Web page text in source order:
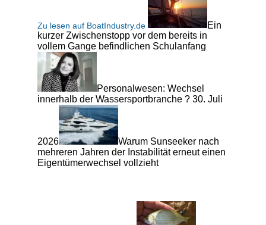
Zu lesen auf BoatIndustry.de
Ein
kurzer Zwischenstopp vor dem bereits in
vollem Gange befindlichen Schulanfang
Personalwesen: Wechsel
innerhalb der Wassersportbranche ? 30. Juli
2026
Warum Sunseeker nach
mehreren Jahren der Instabilität erneut einen
Eigentümerwechsel vollzieht